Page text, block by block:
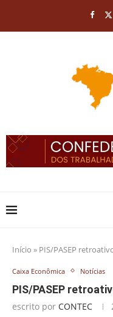
Início » PIS/PASEP
Caixa Econômica Notícias
PIS/PASEP
escrito por CONTEC